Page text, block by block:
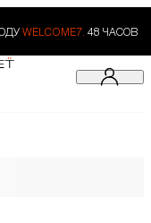
WELCOME7. 48 ЧАСОВ